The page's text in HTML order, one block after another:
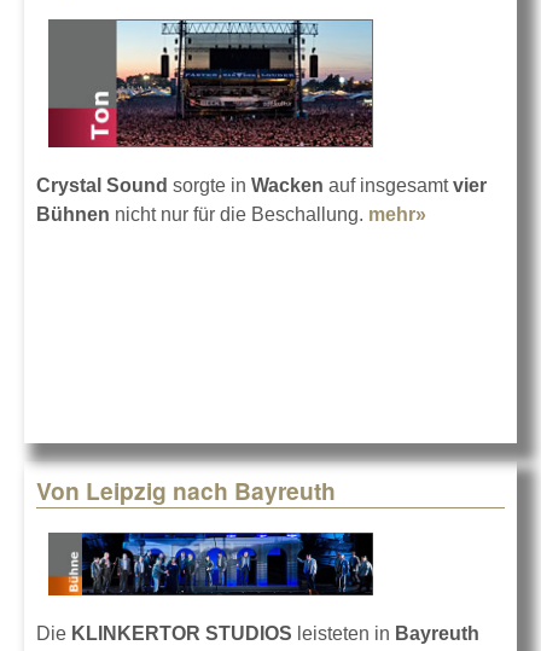
Crystal Sound sorgte in Wacken auf insgesamtvier
Bühnen nicht nur für die Beschallung. mehr»
Von Leipzig nach Bayreuth
Die KLINKERTOR STUDIOS leisteten in Bayreuth